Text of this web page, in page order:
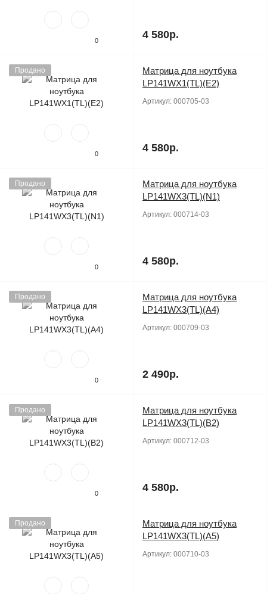
0 4 580р.
Продано
0
Матрица для ноутбука
LP141WX1(TL)(E2)
Артикул: 000705-03
4 580р.
Продано
0
Матрица для ноутбука
LP141WX3(TL)(N1)
Артикул: 000714-03
4 580р.
Продано
0
Матрица для ноутбука
LP141WX3(TL)(A4)
Артикул: 000709-03
2 490р.
Продано
0
Матрица для ноутбука
LP141WX3(TL)(B2)
Артикул: 000712-03
4 580р.
Продано
Матрица для ноутбука
LP141WX3(TL)(A5)
Артикул: 000710-03